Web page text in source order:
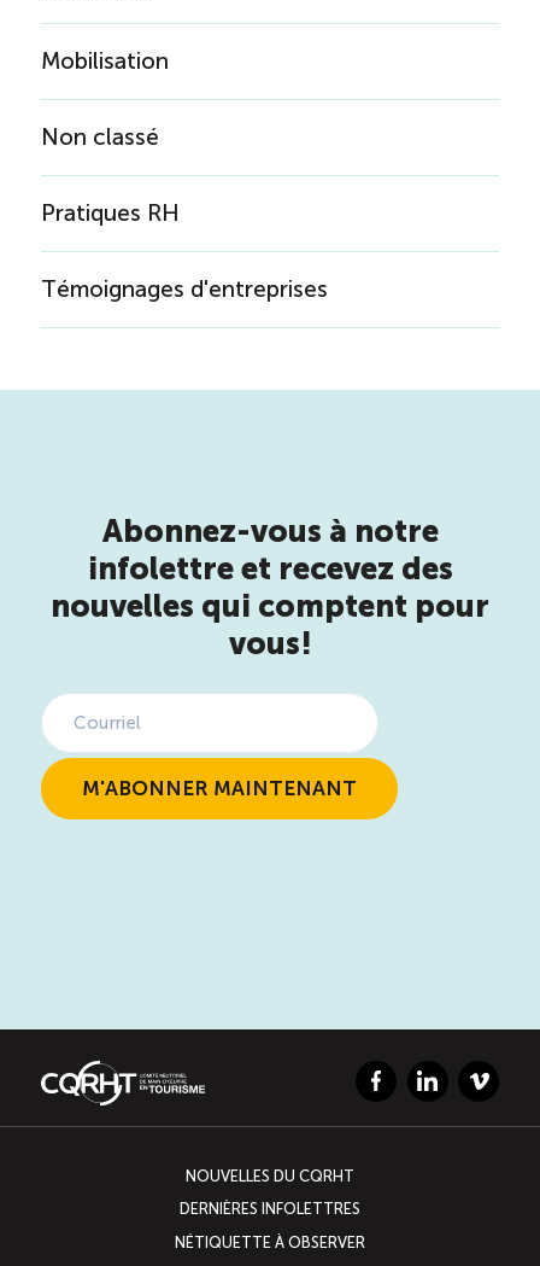
Mobilisation
Non classé
Pratiques RH
Témoignages d'entreprises
Abonnez-vous à notre
infolettre et recevez des
nouvelles qui comptent pour
vous!
FacebookLinkedInVimeo
NOUVELLES DU CQRHT
DERNIÈRES INFOLETTRES
NÉTIQUETTE À OBSERVER